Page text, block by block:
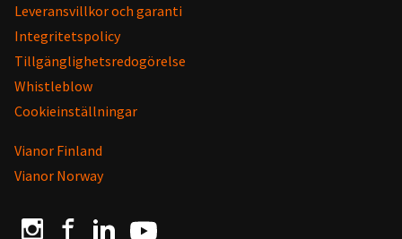
Leveransvillkor och garanti
Integritetspolicy
Tillgänglighetsredogörelse
Whistleblow
Cookieinställningar
Vianor Finland
Vianor Norway